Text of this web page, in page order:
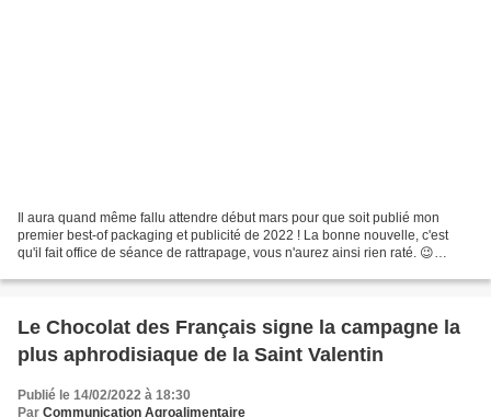
Il aura quand même fallu attendre début mars pour que soit publié mon
premier best-of packaging et publicité de 2022 ! La bonne nouvelle, c'est
qu'il fait office de séance de rattrapage, vous n'aurez ainsi rien raté. 😉
Le Chocolat des Français signe la campagne la
plus aphrodisiaque de la Saint Valentin
Publié le 14/02/2022 à 18:30
Par Communication Agroalimentaire